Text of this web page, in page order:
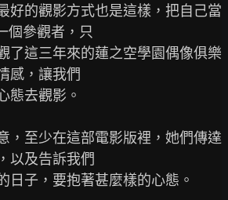
好的觀影方式也是這樣，把自己當
個參觀者，只
了這三年來的蓮之空學園偶像俱樂
感，讓我們
態去觀影。
，至少在這部電影版裡，她們傳達
以及告訴我們
日子，要抱著甚麼樣的心態。